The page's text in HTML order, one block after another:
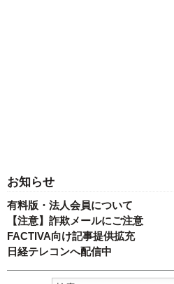
お知らせ
有料版・法人会員について
【注意】詐欺メールにご注意
FACTIVA向け記事提供拡充
日経テレコンへ配信中